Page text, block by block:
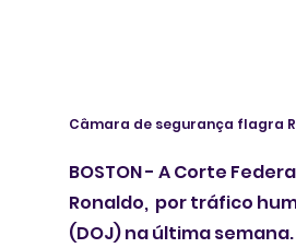
Câmara de segurança flagra
BOSTON - A Corte
Ronaldo,  por tráfico
(DOJ) na última semana.